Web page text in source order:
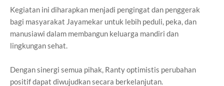
Kegiatan ini diharapkan menjadi pengingat dan penggerak
bagi masyarakat Jayamekar untuk lebih peduli, peka, dan
manusiawi dalam membangun keluarga mandiri dan
lingkungan sehat.
Dengan sinergi semua pihak, Ranty optimistis perubahan
positif dapat diwujudkan secara berkelanjutan.